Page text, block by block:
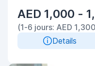
AED 1,000 -
(1-6 jours: AED
Details